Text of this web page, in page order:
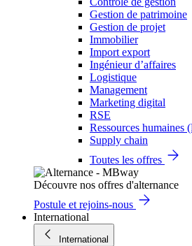
Gestion de patrimoine
Gestion de projet
Immobilier
Import export
Ingénieur d’affaires
Logistique
Management
Marketing digital
RSE
Ressources humaines
Supply chain
Toutes les offres
Découvre nos offres d'alternance
Postule et rejoins-nous
International
International